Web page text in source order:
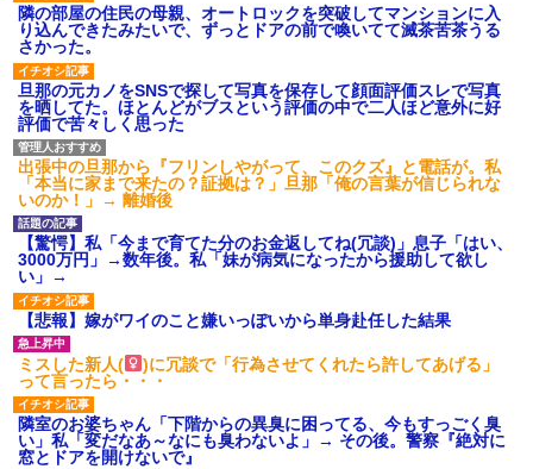
ション鳴らしてんだ！降りてこ
いよ！」と怒鳴りだし...
【衝撃】報酬100万円超の治験
募集がこちらｗｗｗｗｗ(※画像
あり)
【ネット騒然】惨殺されたタ
ワマン頂き女子のこの動画、す
げえええええｗｗｗｗｗｗｗｗ
ｗｗｗ
【愕然】白のクラウン俺氏、
高速道路左車線を制限速度で走
った結果wwwwwwwwwwww
百年の恋12-899 食べた量を
張り合ってくる
【悲報】佐藤輝明・・・２軍
でも盛大にやらかす←あまり悲
しませないでくれ
隣の部屋の住民の母親、オートロックを突破してマンションに入
り込んできたみたいで、ずっとドアの前で喚いてて滅茶苦茶うる
さかった。
旦那の元カノをSNSで探して写真を保存して顔面評価スレで写真
を晒してた。ほとんどがブスという評価の中で二人ほど意外に好
評価で苦々しく思った
出張中の旦那から『フリンしやがって、このクズ』と電話が。私
「本当に家まで来たの？証拠は？」旦那「俺の言葉が信じられな
いのか！」→ 離婚後
【驚愕】私「今まで育てた分のお金返してね(冗談)」息子「はい、
3000万円」→数年後。私「妹が病気になったから援助して欲し
い」→
【悲報】嫁がワイのこと嫌いっぽいから単身赴任した結果
ミスした新人(
)に冗談で「行為させてくれたら許してあげる」
って言ったら・・・
隣室のお婆ちゃん「下階からの異臭に困ってる、今もすっごく臭
い」私「変だなあ～なにも臭わないよ」→ その後。警察『絶対に
窓とドアを開けないで』